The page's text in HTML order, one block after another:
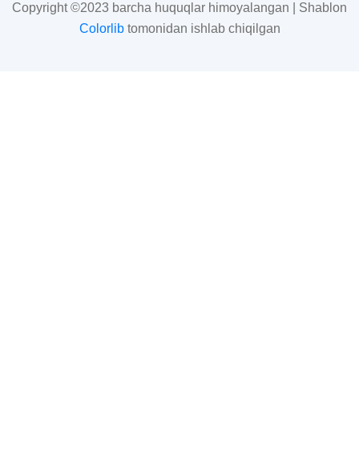
Copyright ©2023 barcha huquqlar himoyalangan | Shablon
Colorlibtomonidan ishlab chiqilgan